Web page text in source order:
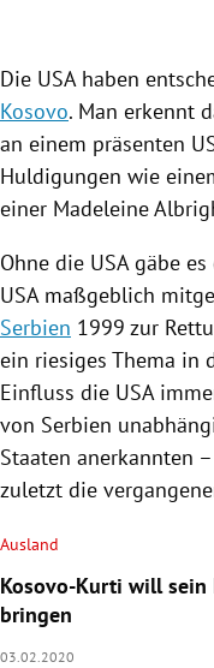
Untermenü
Die USAhaben
Kosovo. Man erkennt
an einem präsenten
Huldigungen wie
einer Madeleine
Ohne die USAgäbe es
USAmaßgeblich
Serbien 1999 zur
ein riesiges Thema in
Einfluss die USA
von Serbien
Staaten anerkannten –
zuletzt die
Ausland
Kosovo-Kurti will sein
bringen
03.02.2020